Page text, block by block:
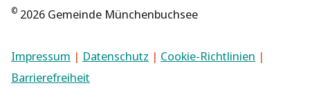
© 2026 Gemeinde Münchenbuchsee
Impressum | Datenschutz | Cookie-Richtlinien |
Barrierefreiheit